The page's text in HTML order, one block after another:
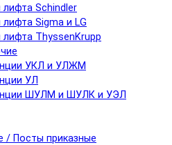
Schindler
Sigma и LG
ThyssenKrupp
УКЛ и УЛЖМ
УЛ
ШУЛМ и ШУЛК и УЭЛ
/ Посты приказные